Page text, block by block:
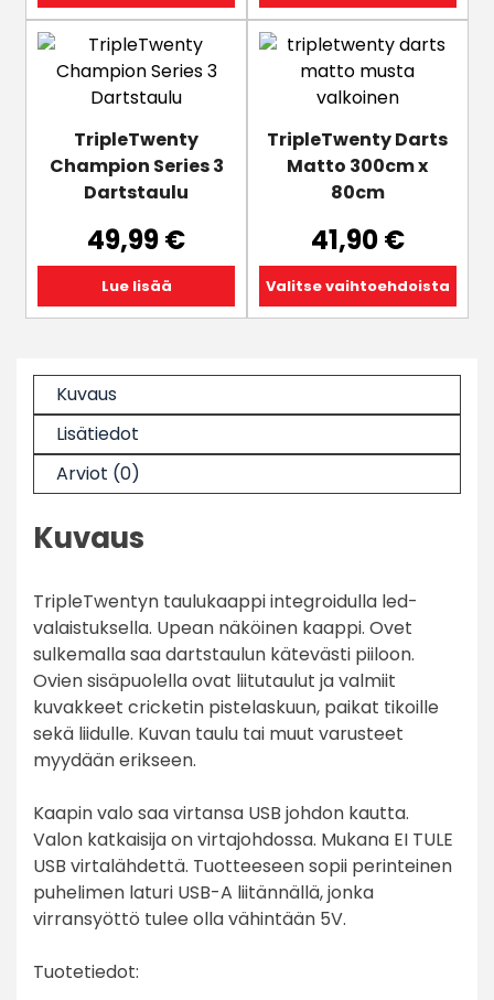
TripleTwenty
Champion Series 3
Dartstaulu
49,99€
Lue lisää
TripleTwenty Darts
Matto 300cm x
80cm
41,90€
Valitse vaihtoehdoista
Tällä
tuotteella
muunnelma.
Voit
valinnat
tuotteen
sivulla.
Kuvaus
Lisätiedot
Arviot (0)
Kuvaus
TripleTwentyn taulukaappi integroidulla led-
valaistuksella. Upean näköinen kaappi. Ovet
sulkemalla saa dartstaulun kätevästi piiloon.
Ovien sisäpuolella ovat liitutaulut ja valmiit
kuvakkeet cricketin pistelaskuun, paikat tikoille
sekä liidulle. Kuvan taulu tai muut varusteet
myydään erikseen.
Kaapin valo saa virtansa USB johdon kautta.
Valon katkaisija on virtajohdossa. Mukana EI TULE
USB virtalähdettä. Tuotteeseen sopii perinteinen
puhelimen laturi USB-A liitännällä, jonka
virransyöttö tulee olla vähintään 5V.
Tuotetiedot: